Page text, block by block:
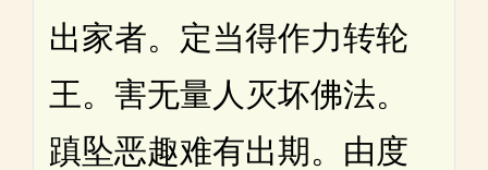
出家者。定当得作力转轮
王。害无量人灭坏佛法。
蹎坠恶趣难有出期。由度